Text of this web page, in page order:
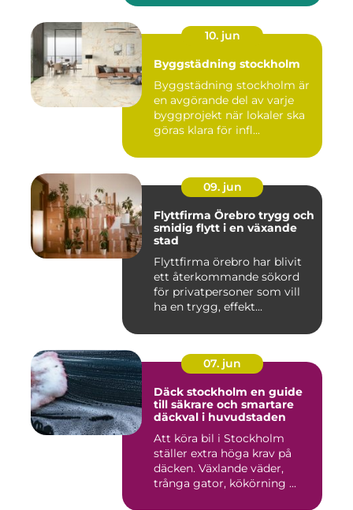
10. jun
Byggstädning stockholm
Byggstädning stockholm är
en avgörande del av varje
byggprojekt när lokaler ska
göras klara för infl...
09. jun
Flyttfirma Örebro trygg och
smidig flytt i en växande
stad
Flyttfirma örebro har blivit
ett återkommande sökord
för privatpersoner som vill
ha en trygg, effekt...
07. jun
Däck stockholm en guide
till säkrare och smartare
däckval i huvudstaden
Att köra bil i Stockholm
ställer extra höga krav på
däcken. Växlande väder,
trånga gator, kökörning ...